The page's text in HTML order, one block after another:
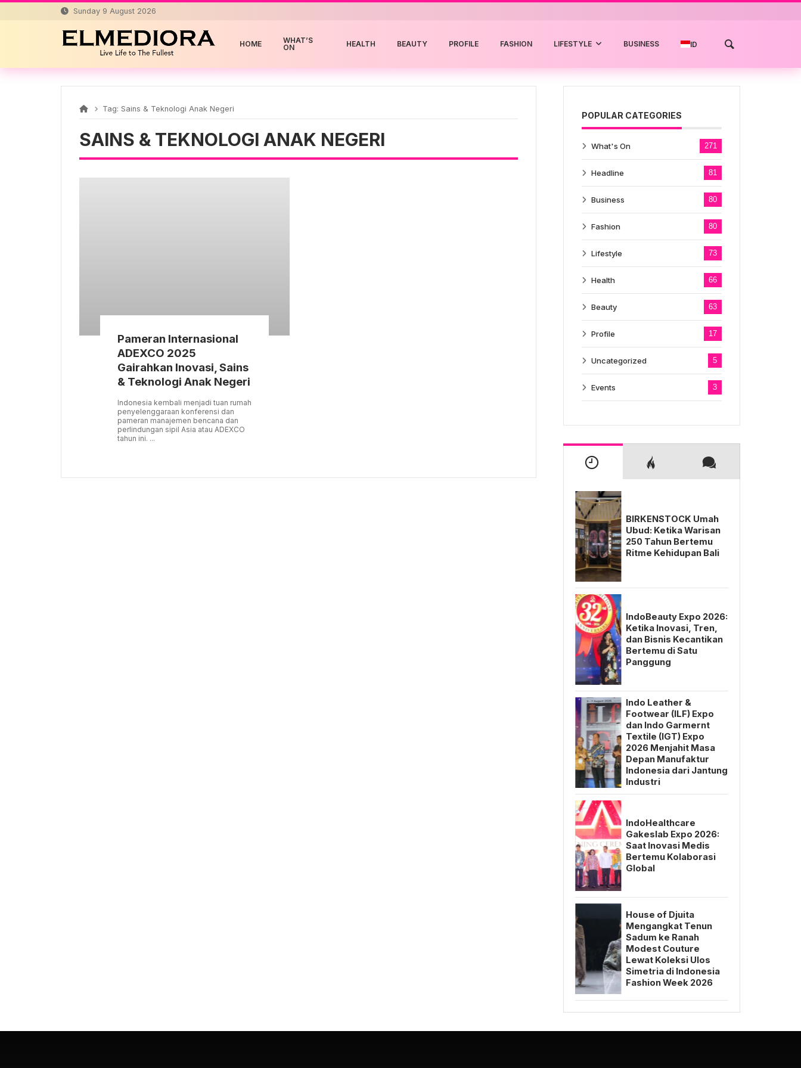
Skip
Sunday 9 August 2026
HOME
WHAT’S
ON
HEALTH BEAUTY PROFILE FASHION LIFESTYLE BUSINESS ID
Tag: Sains & Teknologi Anak Negeri
SAINS & TEKNOLOGI ANAK NEGERI
Pameran Internasional
ADEXCO 2025
Gairahkan Inovasi, Sains
& Teknologi Anak Negeri
Indonesia kembali menjadi tuan rumah
penyelenggaraan konferensi dan
pameran manajemen bencana dan
perlindungan sipil Asia atau ADEXCO
tahun ini. ...
POPULAR CATEGORIES
What's On 271
Headline 81
Business 80
Fashion 80
Lifestyle 73
Health 66
Beauty 63
Profile 17
Uncategorized 5
Events 3
BIRKENSTOCK Umah
Ubud: Ketika Warisan
250 Tahun Bertemu
Ritme Kehidupan Bali
IndoBeauty Expo 2026:
Ketika Inovasi, Tren,
dan Bisnis Kecantikan
Bertemu di Satu
Panggung
Indo Leather &
Footwear (ILF) Expo
dan Indo Garmernt
Textile (IGT) Expo
2026 Menjahit Masa
Depan Manufaktur
Indonesia dari Jantung
Industri
IndoHealthcare
Gakeslab Expo 2026:
Saat Inovasi Medis
Bertemu Kolaborasi
Global
House of Djuita
Mengangkat Tenun
Sadum ke Ranah
Modest Couture
Lewat Koleksi Ulos
Simetria di Indonesia
Fashion Week 2026